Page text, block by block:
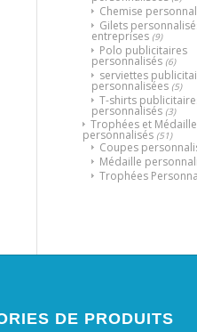
Chemise
Gilets
entreprises (9)
Polo publicitaires
personnalisés (6)
serviettes
personnalisées (5)
T-shirts
personnalisés (3)
Trophées et
personnalisés (51)
Coupes
Médaille
Trophées
DE PRODUITS